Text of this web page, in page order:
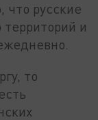
что русские
и
то